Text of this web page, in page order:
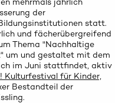
der
statt.
und fächerübergreifend
Thema "Nachhaltige
um und gestaltet mit dem
im Juni stattfindet, aktiv
Kulturfestival für Kinder,
Bestandteil der